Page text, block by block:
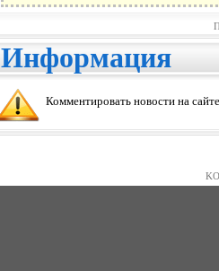
Информация
Комментировать новости на